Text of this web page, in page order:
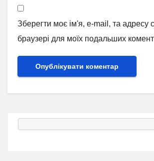
Зберегти моє ім'я, e-mail, та адресу
браузері для моїх подальших